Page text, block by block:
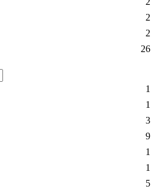
2
2
26
1
1
3
9
1
1
5